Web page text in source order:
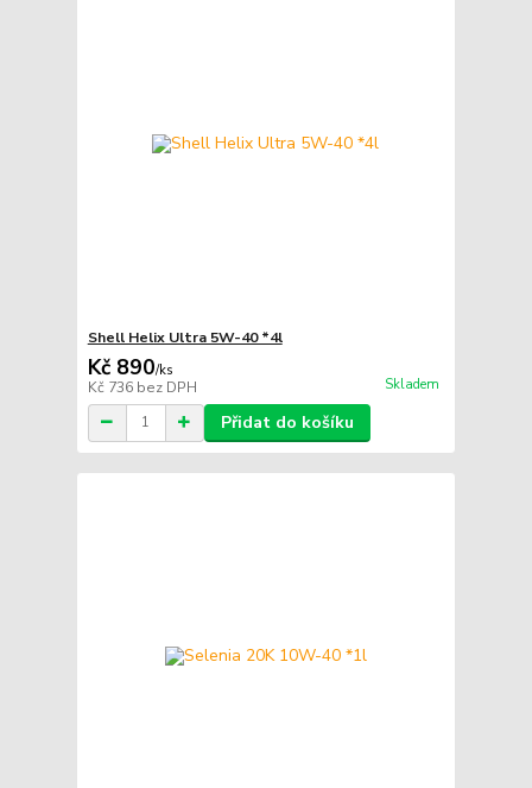
Shell Helix Ultra 5W-40 *4l
Kč 890/ks
Kč 736 bez DPH Skladem
Přidat do košíku